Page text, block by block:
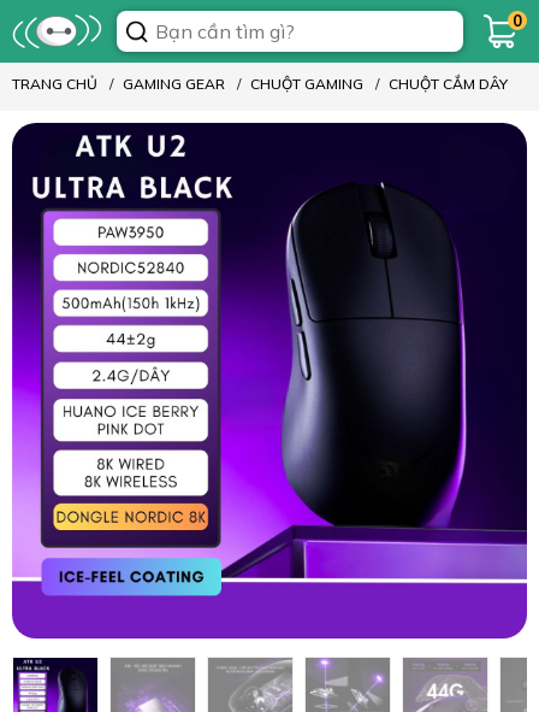
0
TRANG CHỦ GAMING GEAR CHUỘT GAMING CHUỘT CẮM DÂY